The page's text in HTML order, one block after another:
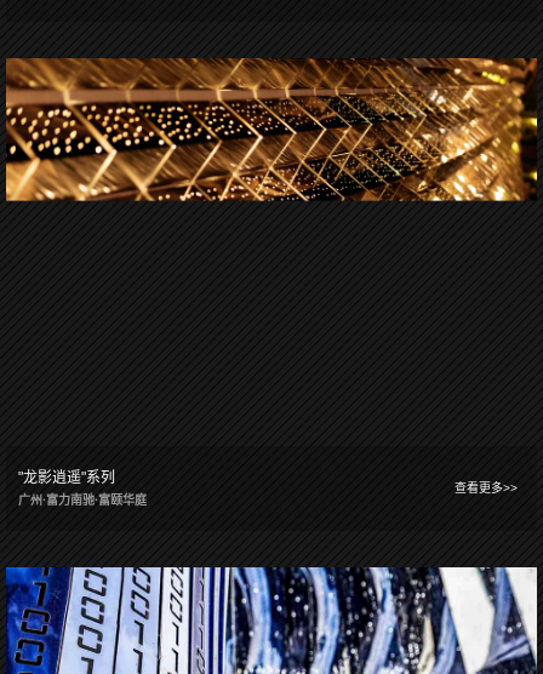
"龙影逍遥"系列
广州·富力南驰·富颐华庭
查看更多>>